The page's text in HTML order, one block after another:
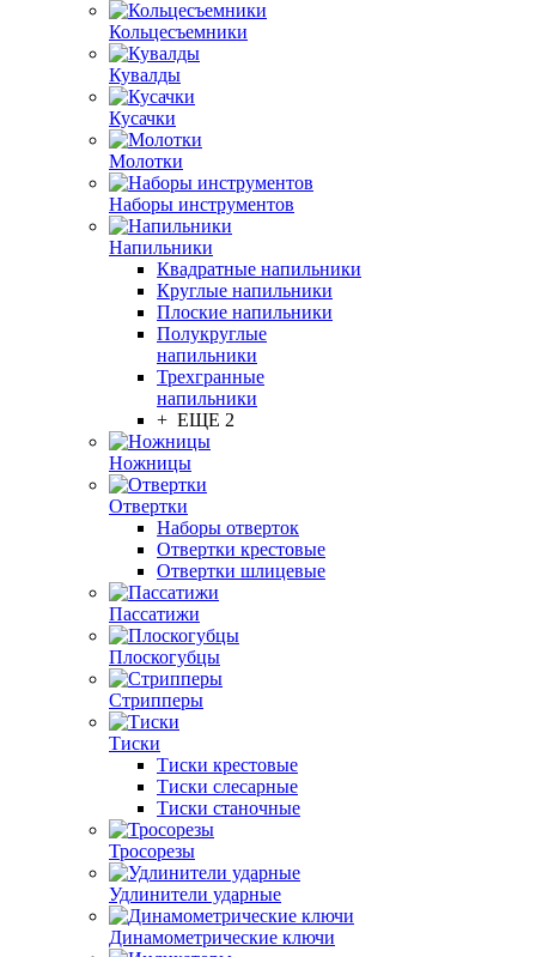
Кольцесъемники
Кувалды
Кусачки
Молотки
Наборы инструментов
Напильники
Квадратные напильники
Круглые напильники
Плоские напильники
Полукруглые
напильники
Трехгранные
напильники
+ ЕЩЕ 2
Ножницы
Отвертки
Наборы отверток
Отвертки крестовые
Отвертки шлицевые
Пассатижи
Плоскогубцы
Стрипперы
Тиски
Тиски крестовые
Тиски слесарные
Тиски станочные
Тросорезы
Удлинители ударные
Динамометрические ключи